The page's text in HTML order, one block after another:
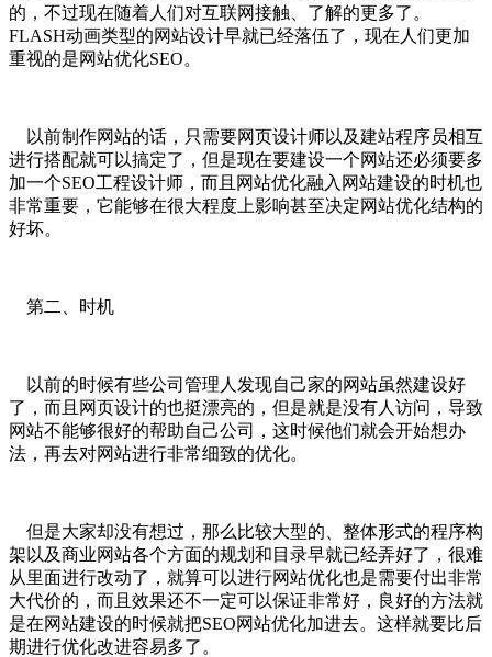
的，不过现在随着人们对互联网接触、了解的更多了。
FLASH动画类型的网站设计早就已经落伍了，现在人们更加
重视的是网站优化SEO。
以前制作网站的话，只需要网页设计师以及建站程序员相互
进行搭配就可以搞定了，但是现在要建设一个网站还必须要多
加一个SEO工程设计师，而且网站优化融入网站建设的时机也
非常重要，它能够在很大程度上影响甚至决定网站优化结构的
好坏。
第二、时机
以前的时候有些公司管理人发现自己家的网站虽然建设好
了，而且网页设计的也挺漂亮的，但是就是没有人访问，导致
网站不能够很好的帮助自己公司，这时候他们就会开始想办
法，再去对网站进行非常细致的优化。
但是大家却没有想过，那么比较大型的、整体形式的程序构
架以及商业网站各个方面的规划和目录早就已经弄好了，很难
从里面进行改动了，就算可以进行网站优化也是需要付出非常
大代价的，而且效果还不一定可以保证非常好，良好的方法就
是在网站建设的时候就把SEO网站优化加进去。这样就要比后
期进行优化改进容易多了。